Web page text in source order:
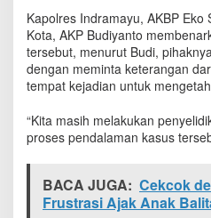
Kapolres Indramayu, AKBP Eko
Kota, AKP Budiyanto
tersebut, menurut Budi,
dengan meminta keterangan
tempat kejadian untuk
“Kita masih melakukan
proses pendalaman kasus
BACA JUGA: Cekcok
Frustrasi Ajak Anak